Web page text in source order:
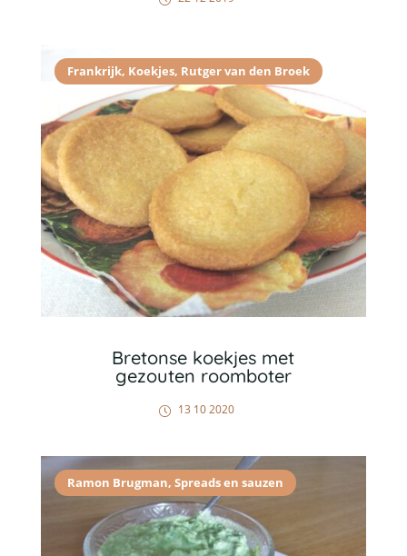
Frankrijk, Koekjes, Rutger van den Broek
Bretonse koekjes met
gezouten roomboter
13 10 2020
Ramon Brugman, Spreads en sauzen